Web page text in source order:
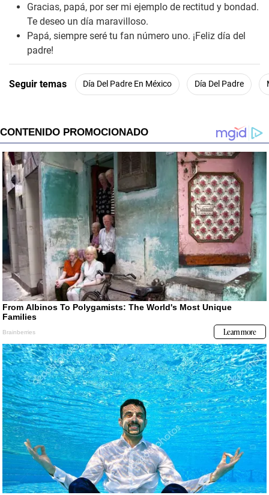
Gracias, papá, por ser mi ejemplo de rectitud y bondad.
Te deseo un día maravilloso.
Papá, siempre seré tu fan número uno. ¡Feliz día del
padre!
Seguir temas Día Del Padre En México Día Del Padre